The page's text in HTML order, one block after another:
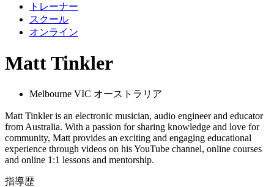
トレーナー
スクール
オンライン
Matt Tinkler
Melbourne VIC オーストラリア
Matt Tinkler is an electronic musician, audio engineer and educator
from Australia. With a passion for sharing knowledge and love for
community, Matt provides an exciting and engaging educational
experience through videos on his YouTube channel, online courses
and online 1:1 lessons and mentorship.
指導歴